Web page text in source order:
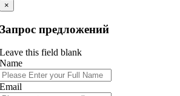
×
Запрос предложений
Leave this field blank
Name
Email